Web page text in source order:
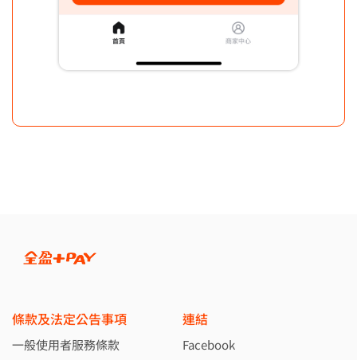
條款及法定公告事項
一般使用者服務條款
連結
Facebook